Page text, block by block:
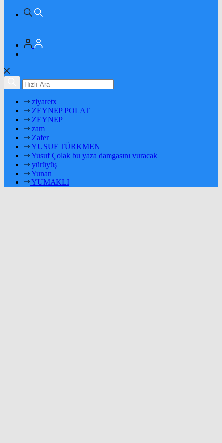
ziyaretx
ZEYNEP POLAT
ZEYNEP
zam
Zafer
YUSUF TÜRKMEN
Yusuf Çolak bu yaza damgasını vuracak
yürüyüş
Yunan
YUMAKLI